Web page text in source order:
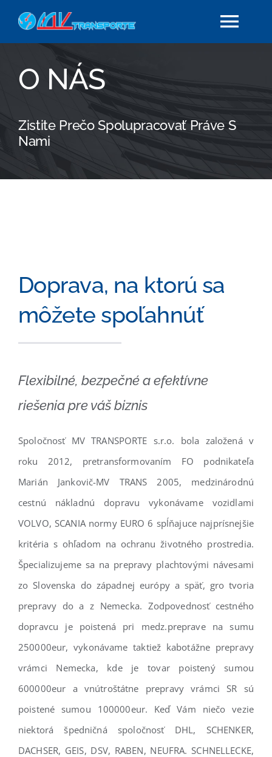
Vozový park
Novinky
O NÁS
Zistite Prečo Spolupracovať Práve S
Nami
Doprava, na ktorú sa
môžete spoľahnúť
Flexibilné, bezpečné a efektívne
riešenia pre váš biznis
Spoločnosť MV TRANSPORTE s.r.o. bola založená v
roku 2012, pretransformovaním FO podnikateľa
Marián Jankovič-MV TRANS 2005, medzinárodnú
cestnú nákladnú dopravu vykonávame vozidlami
VOLVO, SCANIA normy EURO 6 spĺňajuce najprísnejšie
kritéria s ohľadom na ochranu životného prostredia.
Špecializujeme sa na prepravy plachtovými návesami
zo Slovenska do západnej európy a späť, gro tvoria
prepravy do a z Nemecka. Zodpovednosť cestného
dopravcu je poistená pri medz.preprave na sumu
250000eur, vykonávame taktiež kabotážne prepravy
vrámci Nemecka, kde je tovar poistený sumou
600000eur a vnútroštátne prepravy vrámci SR sú
poistené sumou 100000eur. Keď Vám niečo vezie
niektorá špedničná spoločnosť DHL, SCHENKER,
DACHSER, GEIS, DSV, RABEN, NEUFRA. SCHNELLECKE,